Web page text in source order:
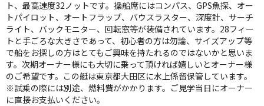
ト、最高速度32ノットです。操船席にはコンパス、GPS魚探、オー
トパイロット、オートフラップ、バウスラスター、深度計、サーチ
ライト、バックモニター、回転窓等が装備されています。28フィー
トと手ごろな大きさであって、初心者の方は勿論、サイズアップ等
で船をお探しの方はとてもご興味を持たれるのではないかと思いま
す。次期オーナー様にも大切に乗って頂ければ嬉しいとオーナー様
のご希望です。この艇は東京都大田区に水上係留保管しています。
※試乗の際には別途、燃料費がかかります。ご見学当日にオーナー
に直接お支払いください。